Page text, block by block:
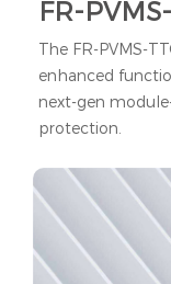
FR-
The FR-PVMS-
enhanced
next-gen
protection.